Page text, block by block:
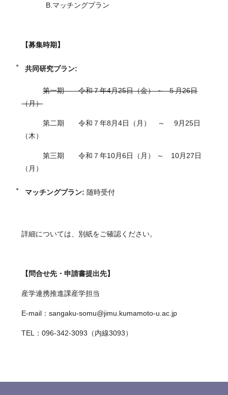
B.マッチングプラン
【募集時期】
共同研究プラン:
第一期 令和７年4月25日（金） ～ ５月26日
（月）
第二期 令和７年8月4日（月） ～ 9月25日
（木）
第三期 令和７年10月6日（月） ～ 10月27日
（月）
マッチングプラン: 随時受付
詳細については、別紙をご確認ください。
【問合せ先・申請書提出先】
産学連携推進課産学担当
E-mail：sangaku-somu@jimu.kumamoto-u.ac.jp
TEL：096-342-3093（内線3093）